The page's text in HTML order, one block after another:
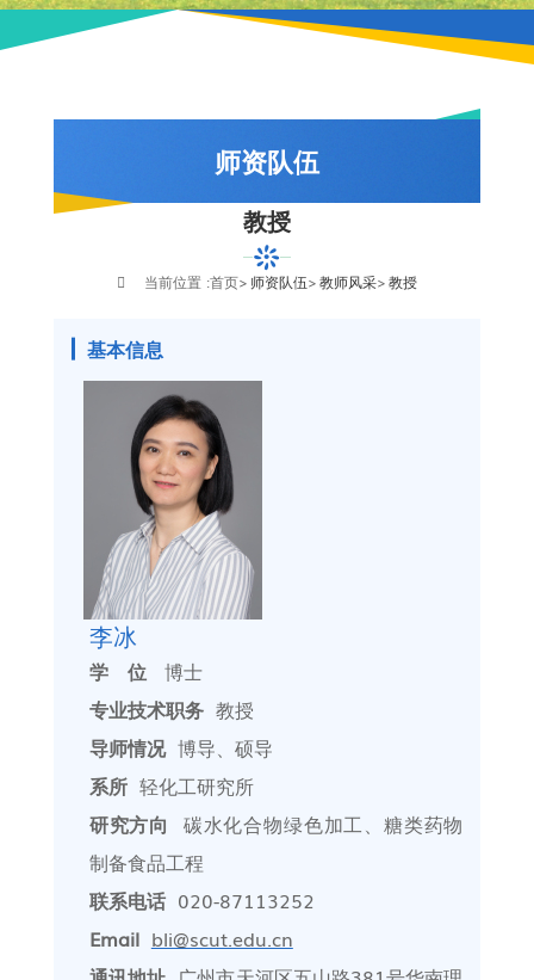
师资队伍
队伍概况
教师风采
教授
当前位置 :首页 师资队伍 教师风采 教授
基本信息
李冰
学 位博士
专业技术职务教授
导师情况博导、硕导
系所轻化工研究所
研究方向
碳水化合物绿色加工、糖类药物
制备食品工程
联系电话020-87113252
Email bli@scut.edu.cn